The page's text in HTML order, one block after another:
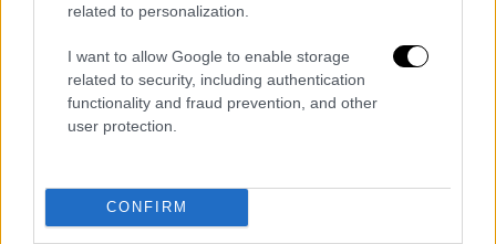
related to personalization.
I want to allow Google to enable storage
related to security, including authentication
functionality and fraud prevention, and other
user protection.
CONFIRM
καταχώρηση